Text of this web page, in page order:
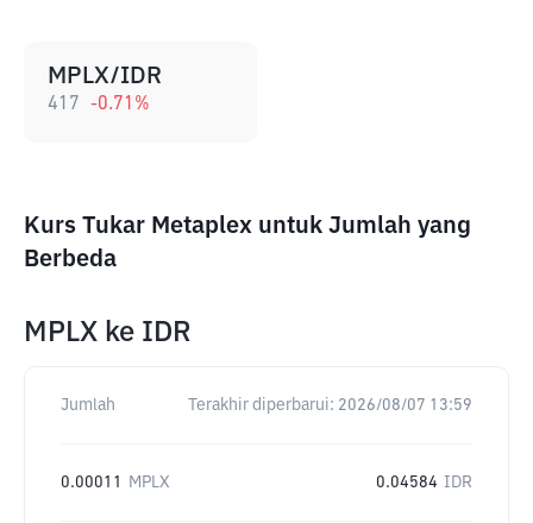
MPLX/IDR
417 -0.71 %
Kurs Tukar Metaplex untuk Jumlah yang
Berbeda
MPLX ke IDR
Jumlah Terakhir diperbarui: 2026/08/07 13:59
0.00011 MPLX 0.04584 IDR